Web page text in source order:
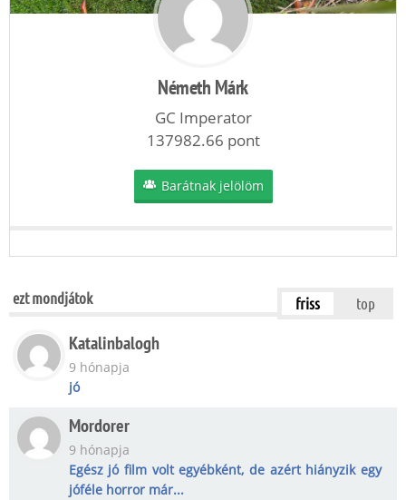
Németh Márk
GC Imperator
137982.66 pont
Barátnak jelölöm
ezt mondjátok friss top
Katalinbalogh
9 hónapja
jó
Mordorer
9 hónapja
Egész jó film volt egyébként, de azért hiányzik egy
jóféle horror már...